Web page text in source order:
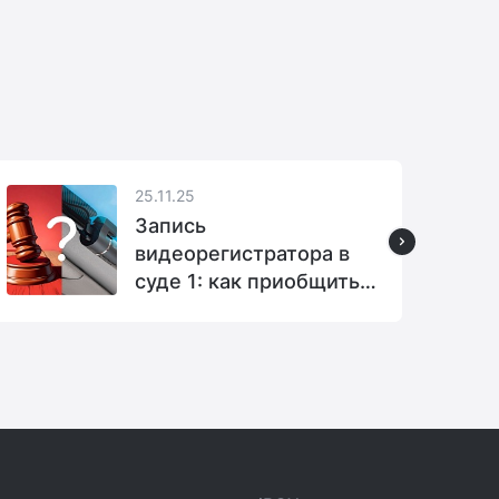
25.11.25
Запись
видеорегистратора в
суде 1: как приобщить